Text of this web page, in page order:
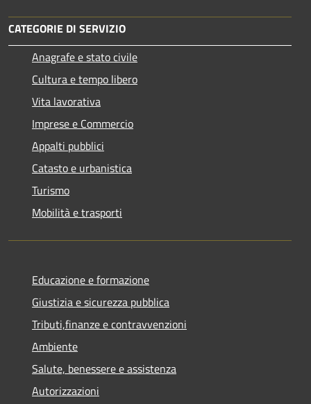
CATEGORIE DI SERVIZIO
Anagrafe e stato civile
Cultura e tempo libero
Vita lavorativa
Imprese e Commercio
Appalti pubblici
Catasto e urbanistica
Turismo
Mobilità e trasporti
Educazione e formazione
Giustizia e sicurezza pubblica
Tributi,finanze e contravvenzioni
Ambiente
Salute, benessere e assistenza
Autorizzazioni